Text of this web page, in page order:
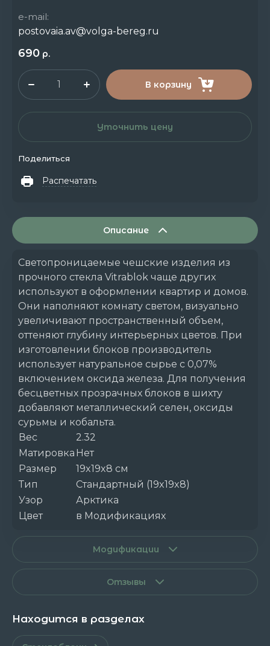
e-mail:
postovaia.av@volga-bereg.ru
690 р.
В корзину
Уточнить цену
Поделиться
Распечатать
Описание
Светопроницаемые чешские изделия из
прочного стекла Vitrablok чаще других
используют в оформлении квартир и домов.
Они наполняют комнату светом, визуально
увеличивают пространственный объем,
оттеняют глубину интерьерных цветов. При
изготовлении блоков производитель
использует натуральное сырье с 0,07%
включением оксида железа. Для получения
бесцветных прозрачных блоков в шихту
добавляют металлический селен, оксиды
сурьмы и кобальта.
Вес
2.32
Матировка Нет
Размер
19x19x8 см
Тип
Стандартный (19x19x8)
Узор
Арктика
Цвет
в Модификациях
Модификации
Отзывы
Находится в разделах